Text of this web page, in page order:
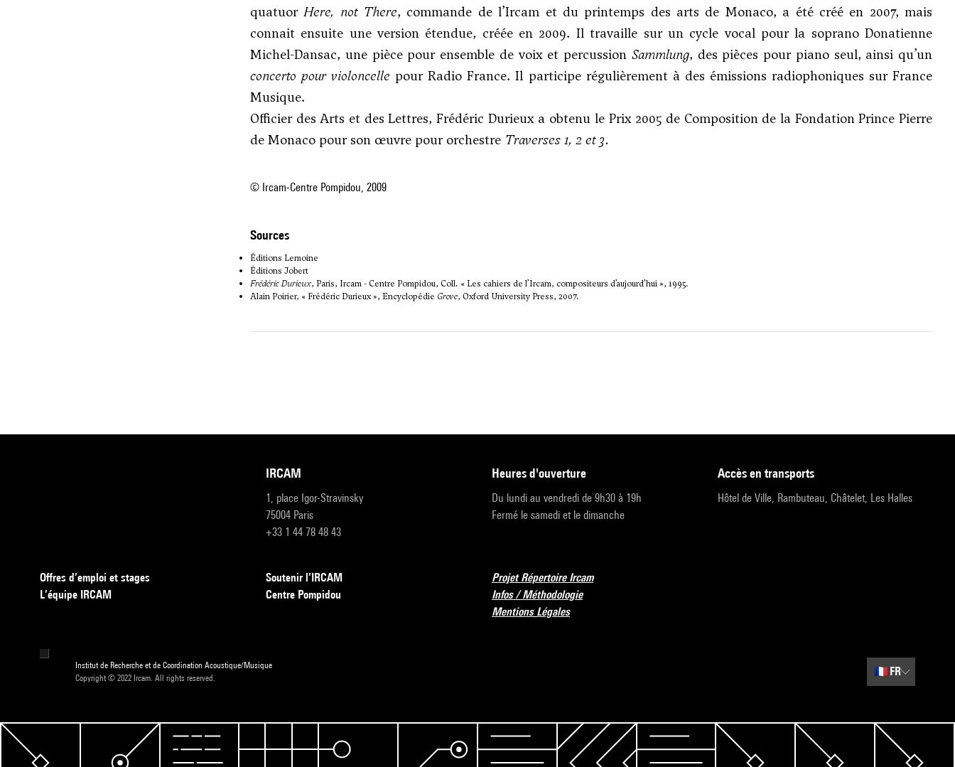
quatuorHere, not There, commande de l’Ircam et du printemps des arts de Monaco, a été créé en 2007, mais
connait ensuite une version étendue, créée en 2009. Il travaille sur un cycle vocal pour la soprano Donatienne
Michel-Dansac, une pièce pour ensemble de voix et percussion Sammlung, des pièces pour piano seul, ainsi qu’un
concerto pour violoncelle pour Radio France. Il participe régulièrement à des émissions radiophoniques sur France
Musique.
Officier des Arts et des Lettres, Frédéric Durieux a obtenu le Prix 2005 de Composition de la Fondation Prince Pierre
de Monaco pour son œuvre pour orchestre Traverses 1, 2 et 3.
© Ircam-Centre Pompidou, 2009
sources
Éditions Lemoine
Éditions Jobert
Frédéric Durieux, Paris, Ircam - Centre Pompidou, Coll. « Les cahiers de l’Ircam, compositeurs d’aujourd’hui », 1995.
Alain Poirier, « Frédéric Durieux », Encyclopédie Grove, Oxford University Press, 2007.
IRCAM
1, place Igor-Stravinsky
75004 Paris
+33 1 44 78 48 43
heures d'ouverture
Du lundi au vendredi de 9h30 à 19h
Fermé le samedi et le dimanche
accès en transports
Hôtel de Ville, Rambuteau, Châtelet, Les Halles
Offres d’emploi et stages
L’équipe IRCAM
Soutenir l’IRCAM
Centre Pompidou
Projet Répertoire Ircam
Infos / Méthodologie
Mentions Légales
Institut de Recherche et de Coordination Acoustique/Musique
Copyright © 2022 Ircam. All rights reserved.
🇫🇷 FR